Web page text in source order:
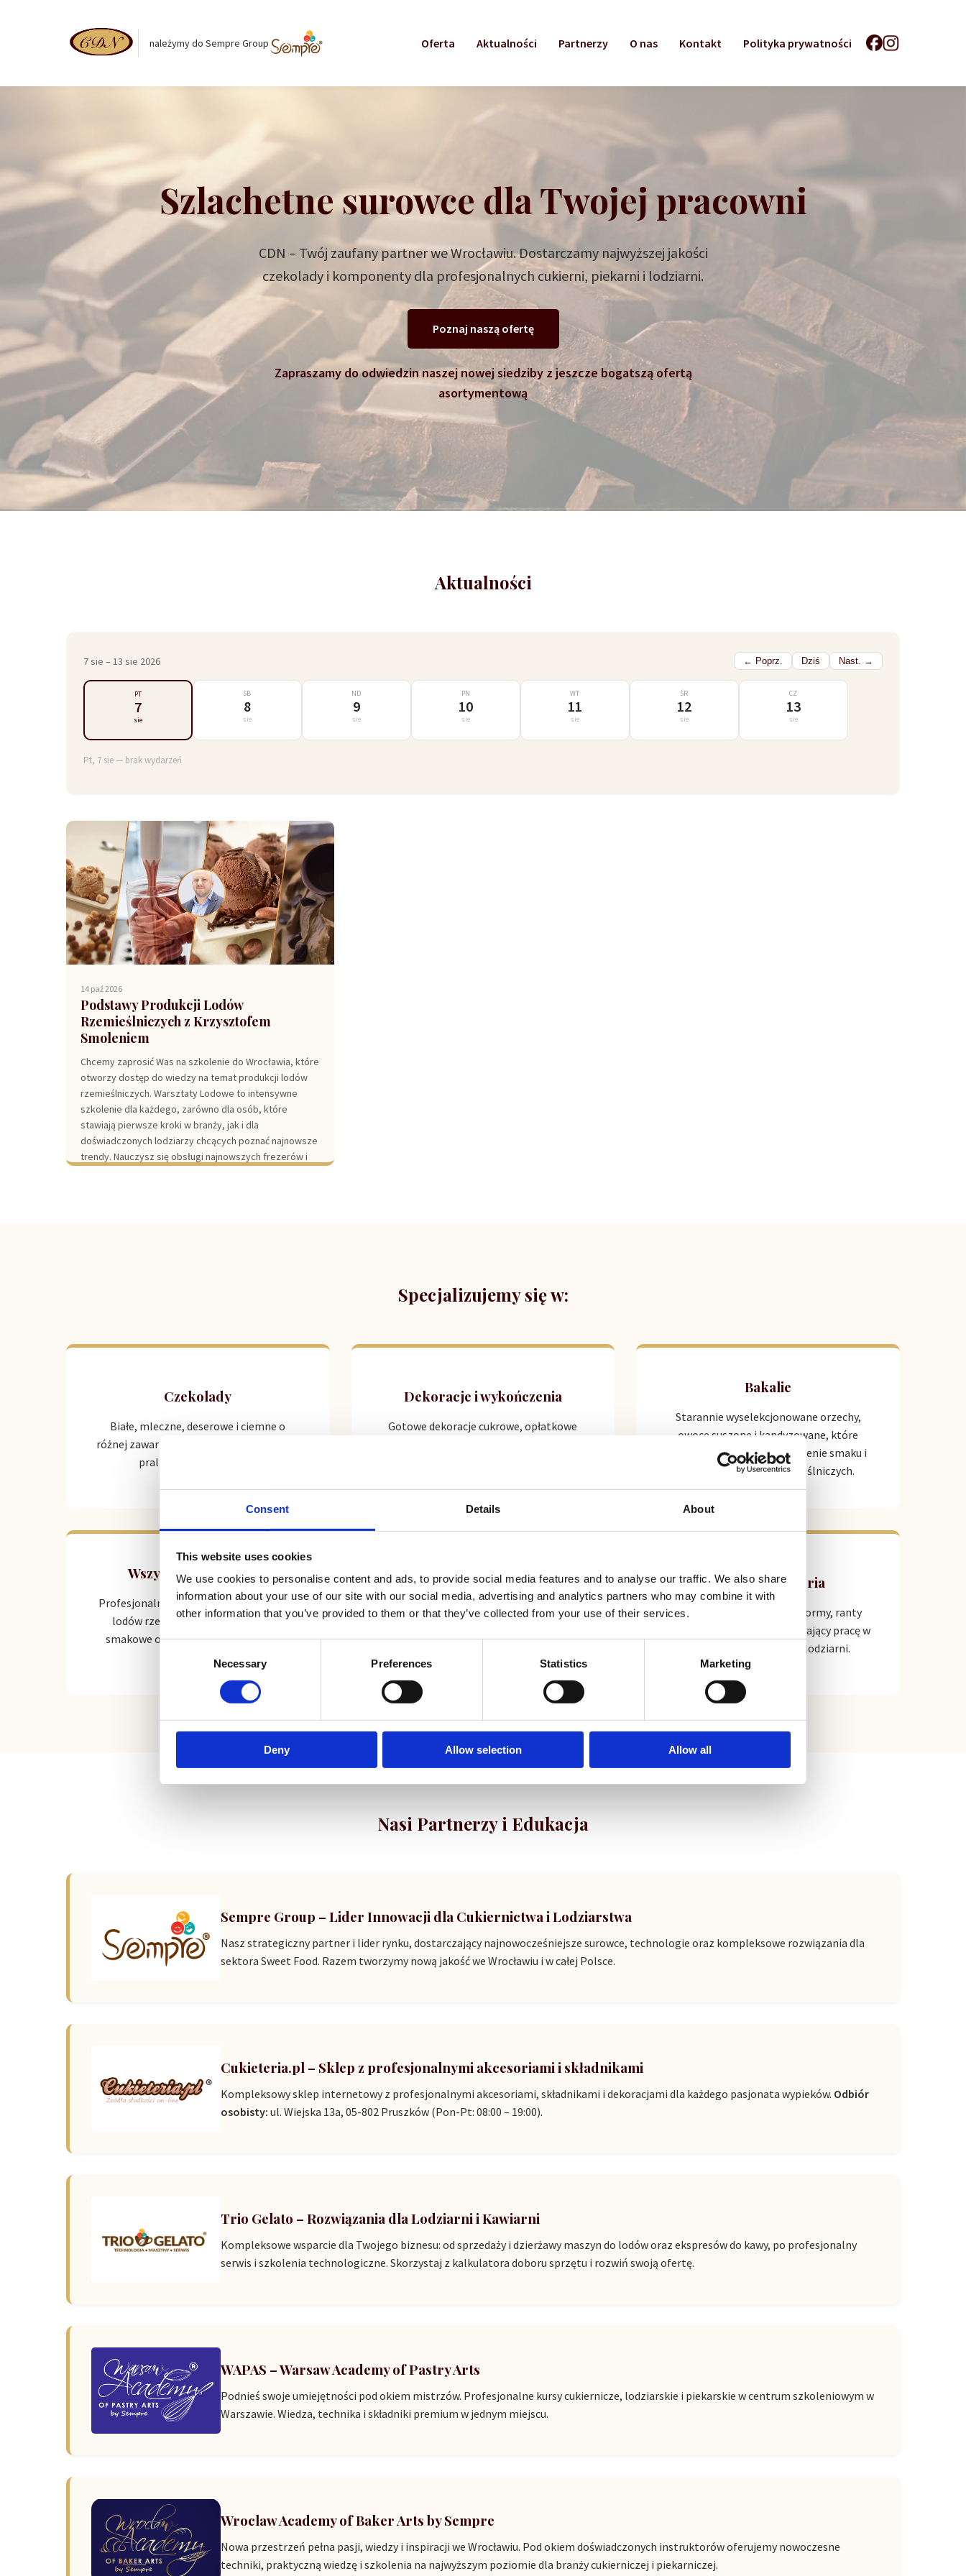
Consent Details About
This website uses cookies
We use cookies to personalise content and ads, to provide social media features and to analyse our traffic. We also share
information about your use of our site with our social media, advertising and analytics partners who may combine it with
other information that you’ve provided to them or that they’ve collected from your use of their services.
Consent
Necessary Preferences Statistics Marketing
Deny Allow selection Allow all
należymy do Sempre Group Oferta Aktualności Partnerzy O nas Kontakt Polityka prywatności
Szlachetne surowce dla Twojej pracowni
CDN – Twój zaufany partner we Wrocławiu. Dostarczamy najwyższej jakości
czekolady i komponenty dla profesjonalnych cukierni, piekarni i lodziarni.
Poznaj naszą ofertę
Zapraszamy do odwiedzin naszej nowej siedziby z jeszcze bogatszą ofertą
asortymentową
Aktualności
7 sie – 13 sie 2026 ← Poprz. Dziś Nast. →
PT
7
sie
SB
8
sie
ND
9
sie
PN
10
sie
WT
11
sie
ŚR
12
sie
CZ
13
sie
Pt, 7 sie — brak wydarzeń
14 paź 2026
Podstawy Produkcji Lodów
Rzemieślniczych z Krzysztofem
Smoleniem
Chcemy zaprosić Was na szkolenie do Wrocławia, które
otworzy dostęp do wiedzy na temat produkcji lodów
rzemieślniczych. Warsztaty Lodowe to intensywne
szkolenie dla każdego, zarówno dla osób, które
stawiają pierwsze kroki w branży, jak i dla
doświadczonych lodziarzy chcących poznać najnowsze
trendy. Nauczysz się obsługi najnowszych frezerów i
Specjalizujemy się w:
Czekolady
Białe, mleczne, deserowe i ciemne o
różnej zawartości kakao. Idealna baza dla
pralin, musów i kremów.
Dekoracje i wykończenia
Gotowe dekoracje cukrowe, opłatkowe
Bakalie
Starannie wyselekcjonowane orzechy,
owoce suszone i kandyzowane, które
stanowią doskonałe dopełnienie smaku i
tekstury wyrobów rzemieślniczych.
Wszystko do lodziarni
Profesjonalne komponenty do produkcji
lodów rzemieślniczych, bazy, pasty
smakowe oraz variegatury najwyższej
jakości.
Wszystko do cukiernictwa
Kompleksowe zaopatrzenie w mąki,
cukry, stabilizatory, aromaty oraz inne
niezbędne surowce do codziennej
Sprzęt i akcesoria
Profesjonalne narzędzia, formy, ranty
oraz drobny sprzęt usprawniający pracę w
nowoczesnej pracowni i lodziarni.
Nasi Partnerzy i Edukacja
Sempre Group – Lider Innowacji dla Cukiernictwa i Lodziarstwa
Nasz strategiczny partner i lider rynku, dostarczający najnowocześniejsze surowce, technologie oraz kompleksowe rozwiązania dla
sektora Sweet Food. Razem tworzymy nową jakość we Wrocławiu i w całej Polsce.
Cukieteria.pl – Sklep z profesjonalnymi akcesoriami i składnikami
Kompleksowy sklep internetowy z profesjonalnymi akcesoriami, składnikami i dekoracjami dla każdego pasjonata wypieków. Odbiór
osobisty: ul. Wiejska 13a, 05-802 Pruszków (Pon-Pt: 08:00 – 19:00).
Trio Gelato – Rozwiązania dla Lodziarni i Kawiarni
Kompleksowe wsparcie dla Twojego biznesu: od sprzedaży i dzierżawy maszyn do lodów oraz ekspresów do kawy, po profesjonalny
serwis i szkolenia technologiczne. Skorzystaj z kalkulatora doboru sprzętu i rozwiń swoją ofertę.
WAPAS – Warsaw Academy of Pastry Arts
Podnieś swoje umiejętności pod okiem mistrzów. Profesjonalne kursy cukiernicze, lodziarskie i piekarskie w centrum szkoleniowym w
Warszawie. Wiedza, technika i składniki premium w jednym miejscu.
Wroclaw Academy of Baker Arts by Sempre
Nowa przestrzeń pełna pasji, wiedzy i inspiracji we Wrocławiu. Pod okiem doświadczonych instruktorów oferujemy nowoczesne
techniki, praktyczną wiedzę i szkolenia na najwyższym poziomie dla branży cukierniczej i piekarniczej.